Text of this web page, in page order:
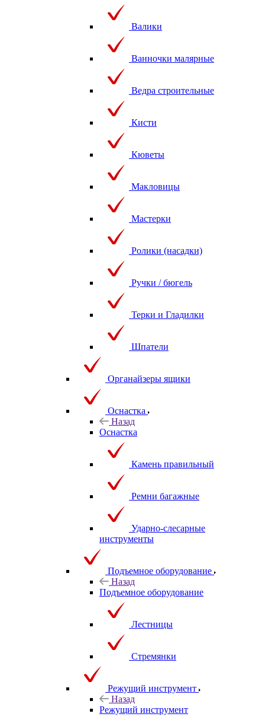
Валики
Ванночки малярные
Ведра строительные
Кисти
Кюветы
Макловицы
Мастерки
Ролики (насадки)
Ручки / бюгель
Терки и Гладилки
Шпатели
Органайзеры ящики
Оснастка
Назад
Оснастка
Камень правильный
Ремни багажные
Ударно-слесарные
инструменты
Подъемное оборудование
Назад
Подъемное оборудование
Лестницы
Стремянки
Режущий инструмент
Назад
Режущий инструмент